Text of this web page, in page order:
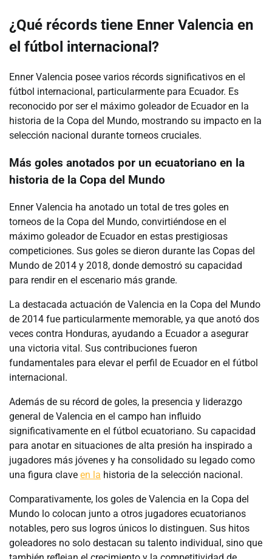
¿Qué récords tiene Enner Valencia en
el fútbol internacional?
Enner Valencia posee varios récords significativos en el
fútbol internacional, particularmente para Ecuador. Es
reconocido por ser el máximo goleador de Ecuador en la
historia de la Copa del Mundo, mostrando su impacto en la
selección nacional durante torneos cruciales.
Más goles anotados por un ecuatoriano en la
historia de la Copa del Mundo
Enner Valencia ha anotado un total de tres goles en
torneos de la Copa del Mundo, convirtiéndose en el
máximo goleador de Ecuador en estas prestigiosas
competiciones. Sus goles se dieron durante las Copas del
Mundo de 2014 y 2018, donde demostró su capacidad
para rendir en el escenario más grande.
La destacada actuación de Valencia en la Copa del Mundo
de 2014 fue particularmente memorable, ya que anotó dos
veces contra Honduras, ayudando a Ecuador a asegurar
una victoria vital. Sus contribuciones fueron
fundamentales para elevar el perfil de Ecuador en el fútbol
internacional.
Además de su récord de goles, la presencia y liderazgo
general de Valencia en el campo han influido
significativamente en el fútbol ecuatoriano. Su capacidad
para anotar en situaciones de alta presión ha inspirado a
jugadores más jóvenes y ha consolidado su legado como
una figura clave en la historia de la selección nacional.
Comparativamente, los goles de Valencia en la Copa del
Mundo lo colocan junto a otros jugadores ecuatorianos
notables, pero sus logros únicos lo distinguen. Sus hitos
goleadores no solo destacan su talento individual, sino que